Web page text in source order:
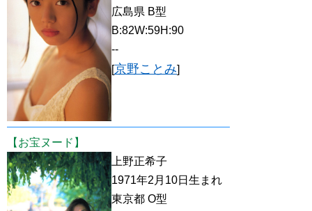
広島県 B型
B:82W:59H:90
--
[京野ことみ]
【お宝ヌード】
上野正希子
1971年2月10日生まれ
東京都 O型